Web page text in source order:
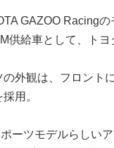
GAZOO Racing
供給車として、ト
の外観は、フロント
用。
ーツモデルらしい